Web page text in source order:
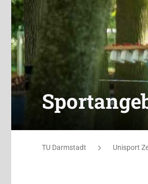
Sie befinden sich hier:
TU Darmstadt Unisport